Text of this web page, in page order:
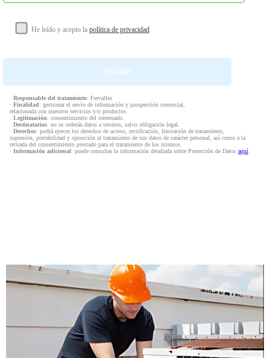
He leído y acepto la política de privacidad.
· Responsable del tratamiento: Fervalles
· Finalidad: gestionar el envío de información y prospección comercial,
relacionada con nuestros servicios y/o productos.
· Legitimación: consentimiento del interesado.
· Destinatarios: no se cederán datos a terceros, salvo obligación legal.
· Derechos: podrá ejercer los derechos de acceso, rectificación, limitación de tratamiento,
supresión, portabilidad y oposición al tratamiento de sus datos de carácter personal, así como a la
retirada del consentimiento prestado para el tratamiento de los mismos.
· Información adicional: puede consultar la información detallada sobre Protección de Datos aquí.